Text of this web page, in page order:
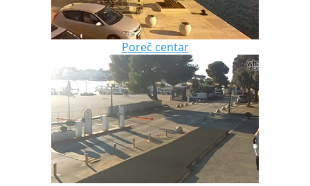
Poreč centar